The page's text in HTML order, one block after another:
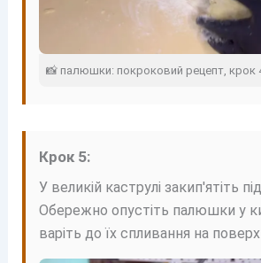
📸 палюшки: покроковий рецепт, крок
Крок 5:
У великій каструлі закип'ятіть
Обережно опустіть палюшки у
варіть до їх спливання на